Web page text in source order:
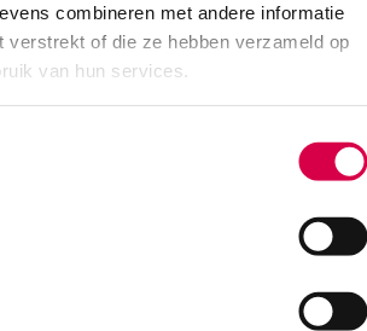
combineren met andere informatie
verstrekt of die ze hebben verzameld op
van hun services.
en makkelijk op onze klantenservice pagina.
een van de onderstaande opties.